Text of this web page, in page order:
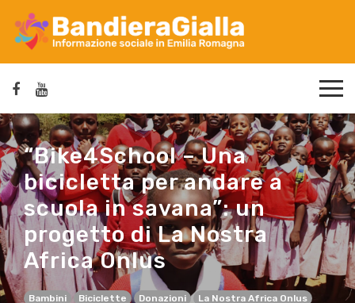
“Bike4School – Una
bicicletta per andare a
scuola in savana”: un
progetto di La Nostra
Africa Onlus
Bambini Biciclette Donazioni
La Nostra Africa Onlus